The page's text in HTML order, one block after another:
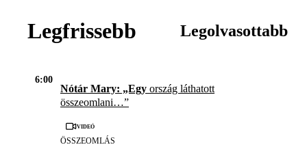
Legfrissebb Legolvasottabb
6:00
Nótár Mary: „Egy ország láthatott
összeomlani…”
Videó
ÖSSZEOMLÁS